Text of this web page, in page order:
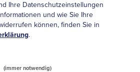
Ihre Datenschutzeinstellungen
und wie Sie Ihre
können, finden Sie in
.
(immer notwendig)